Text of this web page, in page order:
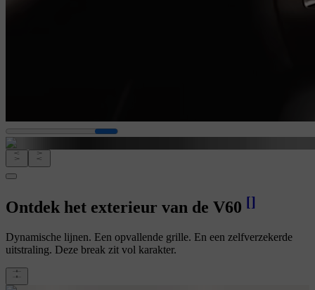
Ontdek het exterieur van de V60 []
Dynamische lijnen. Een opvallende grille. En een zelfverzekerde
uitstraling. Deze break zit vol karakter.